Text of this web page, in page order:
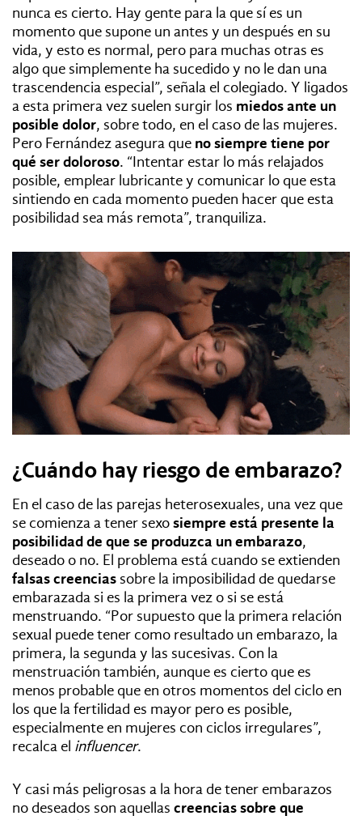
nunca es cierto. Hay gente para la que sí es un
momento que supone un antes y un después en su
vida, y esto es normal, pero para muchas otras es
algo que simplemente ha sucedido y no le dan una
trascendencia especial”, señala el colegiado. Y ligados
a esta primera vez suelen surgir los miedos ante un
posible dolor, sobre todo, en el caso de las mujeres.
Pero Fernández asegura que no siempre tiene por
qué ser doloroso. “Intentar estar lo más relajados
posible, emplear lubricante y comunicar lo que esta
sintiendo en cada momento pueden hacer que esta
posibilidad sea más remota”, tranquiliza.
¿Cuándo hay riesgo de embarazo?
En el caso de las parejas heterosexuales, una vez que
se comienza a tener sexosiempre está presente la
posibilidad de que se produzca un embarazo,
deseado o no. El problema está cuando se extienden
falsas creenciassobre la imposibilidad de quedarse
embarazada si es la primera vez o si se está
menstruando. “Por supuesto que la primera relación
sexual puede tener como resultado un embarazo, la
primera, la segunda y las sucesivas. Con la
menstruación también, aunque es cierto que es
menos probable que en otros momentos del ciclo en
los que la fertilidad es mayor pero es posible,
especialmente en mujeres con ciclos irregulares”,
recalca el influencer.
Y casi más peligrosas a la hora de tener embarazos
no deseados son aquellas creencias sobre que